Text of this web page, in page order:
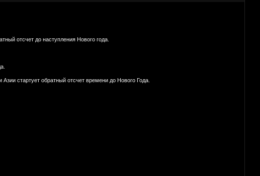
отсчет до наступления Нового года.
стартует обратный отсчет времени до Нового Года.